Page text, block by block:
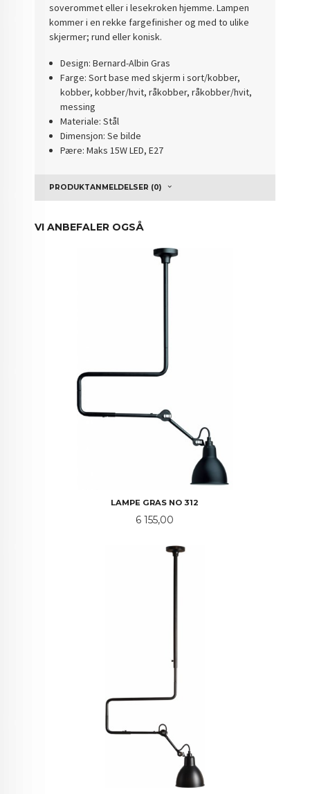
soverommet eller i lesekroken hjemme. Lampen
kommer i en rekke fargefinisher og med to ulike
skjermer; rund eller konisk.
Design: Bernard-Albin Gras
Farge: Sort base med skjerm i sort/kobber,
kobber, kobber/hvit, råkobber, råkobber/hvit,
messing
Materiale: Stål
Dimensjon: Se bilde
Pære: Maks 15W LED, E27
PRODUKTANMELDELSER (0)
VI ANBEFALER OGSÅ
LAMPE GRAS NO 312
Pris
6 155,00